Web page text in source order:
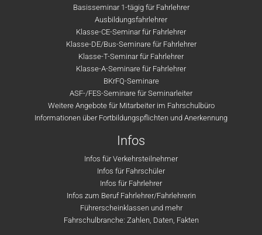
Basisseminar 1-tägig für Fahrlehrer
Ausbildungsfahrlehrer
Klasse-CE-Seminar für Fahrlehrer
Klasse-DE/Bus-Seminare für Fahrlehrer
Klasse-T-Seminar für Fahrlehrer
Klasse-A-Seminare für Fahrlehrer
BKrFQ-Seminare
ASF-/FES-Seminare für Seminarleiter
Weitere Angebote für Mitarbeiter im Fahrschulbüro
Informationen über Fortbildungspflichten und Anerkennung
Infos
Infos für Verkehrsteilnehmer
Infos für Fahrschüler
Infos für Fahrlehrer
Infos zum Beruf Fahrlehrer/Fahrlehrerin
Führerscheinklassen und mehr
Fahrschulbranche: Zahlen, Daten, Fakten